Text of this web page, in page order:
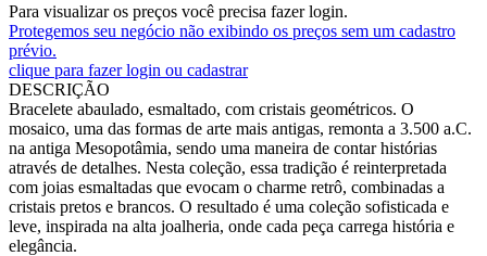
Para visualizar os preços você precisa fazer login.
Protegemos seu negócio não exibindo os preços sem um cadastro
prévio.
clique para fazer login ou cadastrar
DESCRIÇÃO
Bracelete abaulado, esmaltado, com cristais geométricos. O
mosaico, uma das formas de arte mais antigas, remonta a 3.500 a.C.
na antiga Mesopotâmia, sendo uma maneira de contar histórias
através de detalhes. Nesta coleção, essa tradição é reinterpretada
com joias esmaltadas que evocam o charme retrô, combinadas a
cristais pretos e brancos. O resultado é uma coleção sofisticada e
leve, inspirada na alta joalheria, onde cada peça carrega história e
elegância.